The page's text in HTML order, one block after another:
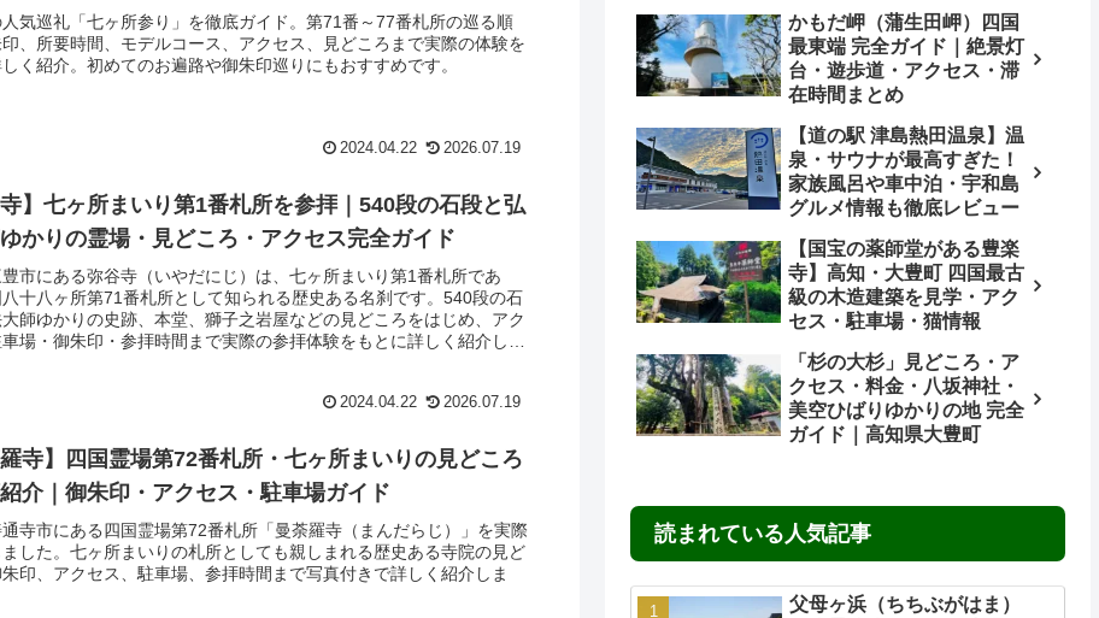
気巡礼「七ヶ所参り」を徹底ガイド。第71番～77番札所の巡る順
、所要時間、モデルコース、アクセス、見どころまで実際の体験を
く紹介。初めてのお遍路や御朱印巡りにもおすすめです。
2024.04.22 2026.07.19
寺】七ヶ所まいり第1番札所を参拝｜540段の石段と弘
かりの霊場・見どころ・アクセス完全ガイド
市にある弥谷寺（いやだにじ）は、七ヶ所まいり第1番札所であ
八十八ヶ所第71番札所として知られる歴史ある名刹です。540段の石
師ゆかりの史跡、本堂、獅子之岩屋などの見どころをはじめ、アク
場・御朱印・参拝時間まで実際の参拝体験をもとに詳しく紹介しま
2024.04.22 2026.07.19
羅寺】四国霊場第72番札所・七ヶ所まいりの見どころ
介｜御朱印・アクセス・駐車場ガイド
寺市にある四国霊場第72番札所「曼荼羅寺（まんだらじ）」を実際
した。七ヶ所まいりの札所としても親しまれる歴史ある寺院の見ど
印、アクセス、駐車場、参拝時間まで写真付きで詳しく紹介しま
かもだ岬（蒲生田岬）四国
最東端 完全ガイド｜絶景灯
台・遊歩道・アクセス・滞
在時間まとめ
【道の駅 津島熱田温泉】温
泉・サウナが最高すぎた！
家族風呂や車中泊・宇和島
グルメ情報も徹底レビュー
【国宝の薬師堂がある豊楽
寺】高知・大豊町 四国最古
級の木造建築を見学・アク
セス・駐車場・猫情報
「杉の大杉」見どころ・ア
クセス・料金・八坂神社・
美空ひばりゆかりの地 完全
ガイド｜高知県大豊町
読まれている人気記事
父母ヶ浜（ちちぶがはま）